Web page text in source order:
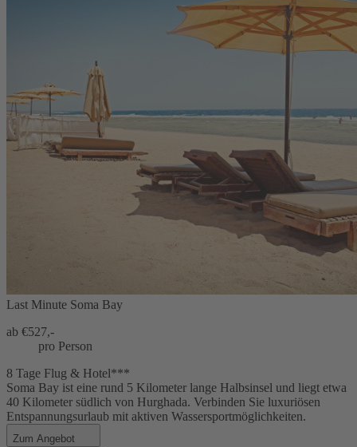
Last Minute Soma Bay
ab €527,-
pro Person
8 Tage Flug & Hotel***
Soma Bay ist eine rund 5 Kilometer lange Halbsinsel und liegt etwa
40 Kilometer südlich von Hurghada. Verbinden Sie luxuriösen
Entspannungsurlaub mit aktiven Wassersportmöglichkeiten.
Zum Angebot